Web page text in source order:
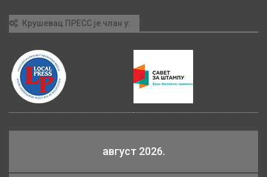
Крушевац ПРЕСС је члан у:
август 2026.